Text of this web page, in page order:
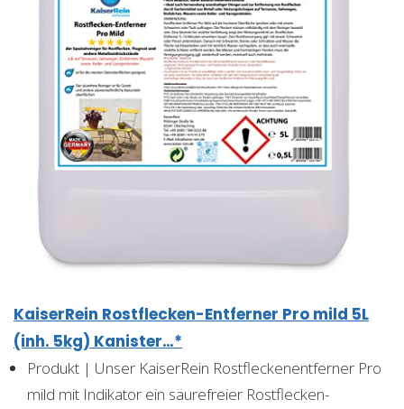
KaiserRein Rostflecken-Entferner Pro mild 5L
(inh. 5kg) Kanister…*
Produkt | Unser KaiserRein Rostfleckenentferner Pro
mild mit Indikator ein säurefreier Rostflecken-